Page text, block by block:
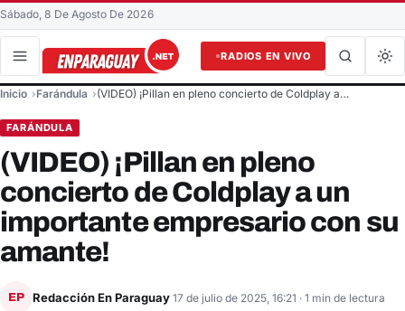
Sábado, 8 De Agosto De 2026
RADIOS EN VIVO
Buscar en el sitio
Inicio Farándula (VIDEO) ¡Pillan en pleno concierto de Coldplay a…
FARÁNDULA
(VIDEO) ¡Pillan en pleno
concierto de Coldplay a un
importante empresario con su
amante!
EP Redacción En Paraguay 17 de julio de 2025, 16:21 · 1 min de lectura